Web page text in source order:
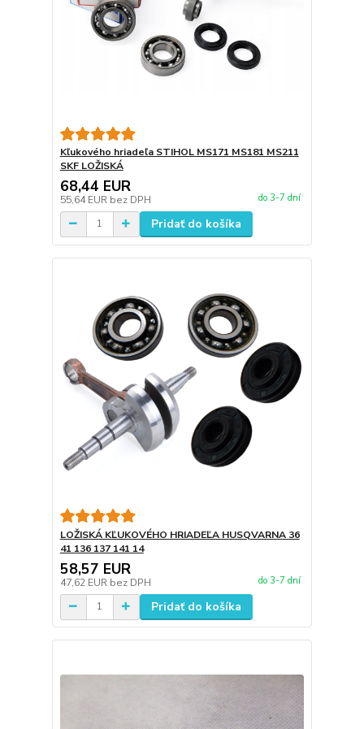
Kľukového hriadeľa STIHOL MS171 MS181 MS211
SKF LOŽISKÁ
68,44 EUR
55,64 EUR bez DPH do 3-7 dní
Pridať do košíka
LOŽISKÁ KĽUKOVÉHO HRIADEĽA HUSQVARNA 36
41 136 137 141 14
58,57 EUR
47,62 EUR bez DPH do 3-7 dní
Pridať do košíka